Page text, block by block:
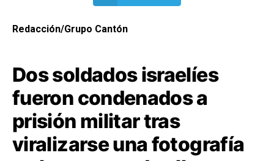
Redacción/Grupo Cantón
Dos soldados israelíes
fueron condenados a
prisión militar tras
viralizarse una fotografía